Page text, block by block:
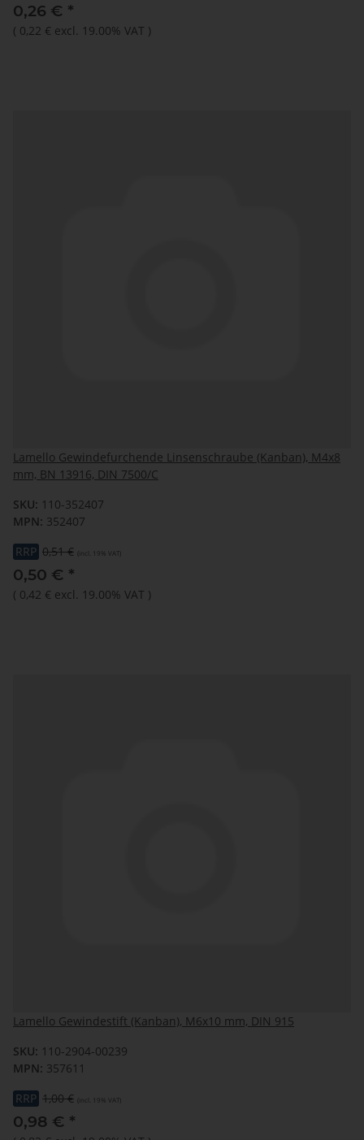
0,26 € *
( 0,22 € excl. 19.00% VAT )
Lamello Gewindefurchende Linsenschraube (Kanban), M4x8
mm, BN 13916, DIN 7500/C
SKU: 110-352407
MPN: 352407
RRP 0,51 € (incl. 19% VAT)
0,50 € *
( 0,42 € excl. 19.00% VAT )
Lamello Gewindestift (Kanban), M6x10 mm, DIN 915
SKU: 110-2904-00239
MPN: 357611
RRP 1,00 € (incl. 19% VAT)
0,98 € *